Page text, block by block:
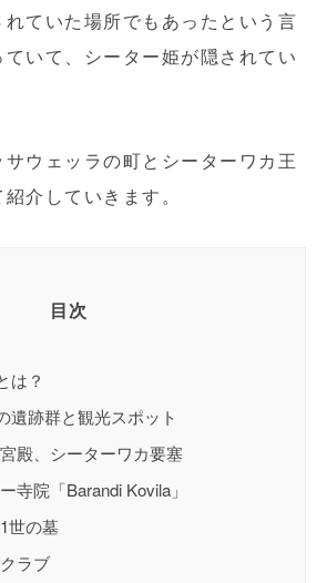
ていた場所でもあったという言
いて、シーター姫が隠されてい
ウェッラの町とシーターワカ王
介していきます。
目次
は？
遺跡群と観光スポット
殿、シーターワカ要塞
寺院「Barandi Kovila」
世の墓
ラブ